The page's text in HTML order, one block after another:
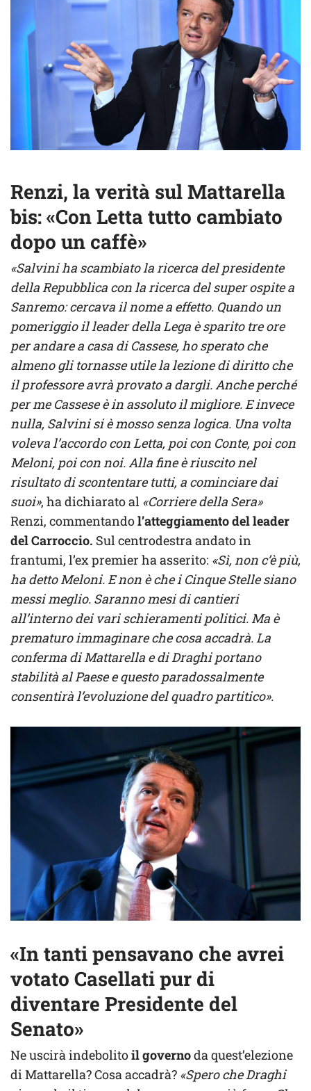
Renzi, la verità sul Mattarella
bis: «Con Letta tutto cambiato
dopo un caffè»
«Salvini ha scambiato la ricerca del presidente
della Repubblica con la ricerca del super ospite a
Sanremo: cercava il nome a effetto. Quando un
pomeriggio il leader della Lega è sparito tre ore
per andare a casa di Cassese, ho sperato che
almeno gli tornasse utile la lezione di diritto che
il professore avrà provato a dargli. Anche perché
per me Cassese è in assoluto il migliore. E invece
nulla, Salvini si è mosso senza logica. Una volta
voleva l’accordo con Letta, poi con Conte, poi con
Meloni, poi con noi. Alla fine è riuscito nel
risultato di scontentare tutti, a cominciare dai
suoi», ha dichiarato al «Corriere della Sera»
Renzi, commentandol’atteggiamento del leader
del Carroccio. Sul centrodestra andato in
frantumi, l’ex premier ha asserito: «Sì, non c’è più,
ha detto Meloni. E non è che i Cinque Stelle siano
messi meglio. Saranno mesi di cantieri
all’interno dei vari schieramenti politici. Ma è
prematuro immaginare che cosa accadrà. La
conferma di Mattarella e di Draghi portano
stabilità al Paese e questo paradossalmente
consentirà l’evoluzione del quadro partitico».
«In tanti pensavano che avrei
votato Casellati pur di
diventare Presidente del
Senato»
Ne uscirà indebolitoil governoda quest’elezione
di Mattarella? Cosa accadrà? «Spero che Draghi